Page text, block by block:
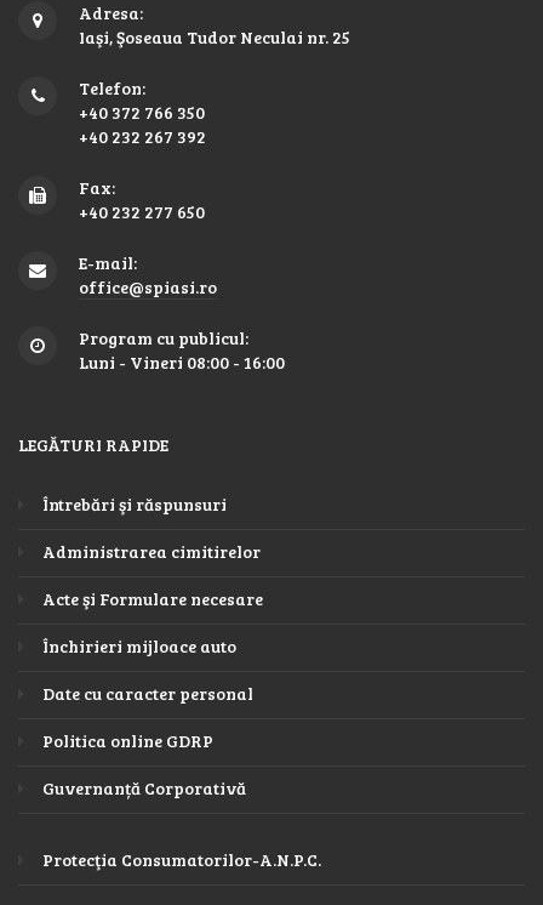
Adresa:
Iaşi, Şoseaua Tudor Neculai nr. 25
Telefon:
+40 372 766 350
+40 232 267 392
Fax:
+40 232 277 650
E-mail:
office@spiasi.ro
Program cu publicul:
Luni - Vineri 08:00 - 16:00
LEGĂTURI RAPIDE
Întrebări şi răspunsuri
Administrarea cimitirelor
Acte şi Formulare necesare
Închirieri mijloace auto
Date cu caracter personal
Politica online GDRP
Guvernanță Corporativă
Protecţia Consumatorilor-A.N.P.C.